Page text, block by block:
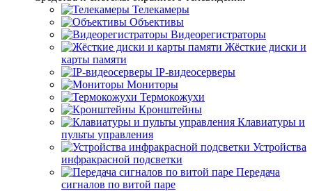
Телекамеры
Объективы
Видеорегистраторы
Жёсткие диски и
карты памяти
IP-видеосерверы
Мониторы
Термокожухи
Кронштейны
Клавиатуры и
пульты управления
Устройства
инфракрасной подсветки
Передача
сигналов по витой паре